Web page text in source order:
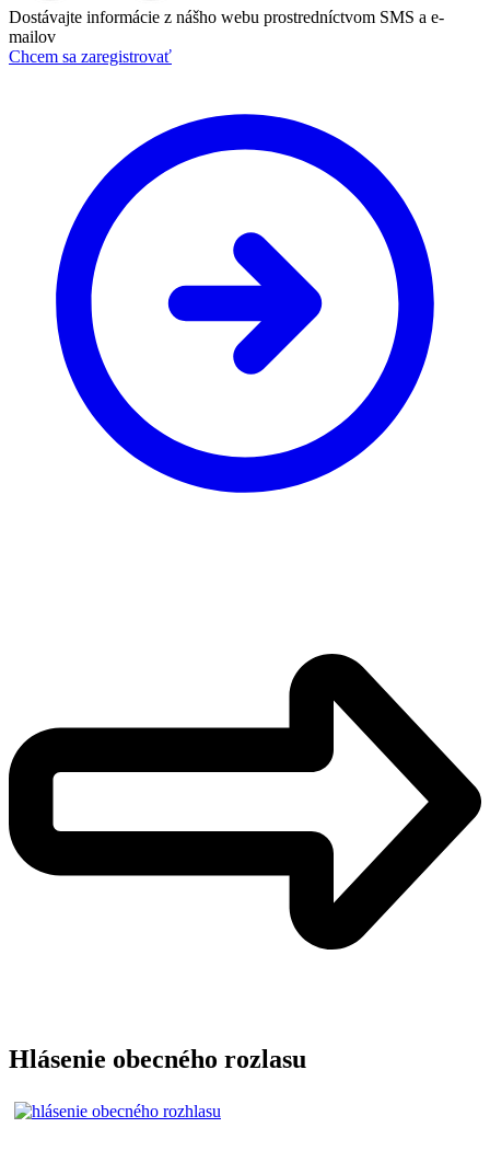
Dostávajte informácie z nášho webu prostredníctvom SMS a e-
mailov
Chcem sa zaregistrovať
Hlásenie obecného rozlasu